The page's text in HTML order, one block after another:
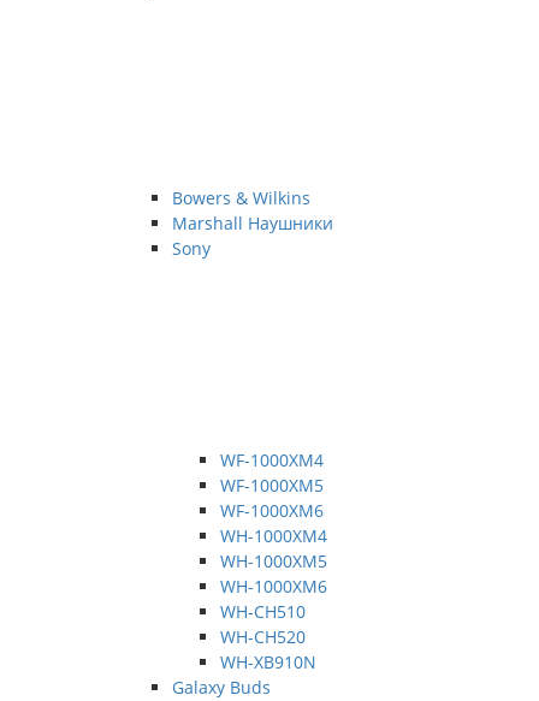
Bowers & Wilkins
Marshall Наушники
Sony
WF-1000XM4
WF-1000XM5
WF-1000XM6
WH-1000XM4
WH-1000XM5
WH-1000XM6
WH-CH510
WH-CH520
WH-XB910N
Galaxy Buds